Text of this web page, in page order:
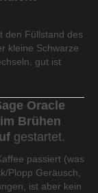
den Füllstand des
kleine Schwarze
gut ist
Oracle
Brühen
gestartet.
passiert (was
Plopp Geräusch,
ist aber kein